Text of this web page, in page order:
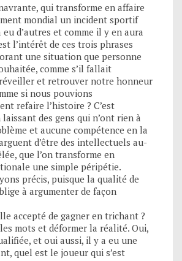
qui transforme en affaire
mondial un incident sportif
d’autres et comme il y en aura
l’intérêt de ces trois phrases
une situation que personne
comme s’il fallait
et retrouver notre honneur
si nous pouvions
refaire l’histoire ? C’est
des gens qui n’ont rien à
et aucune compétence en la
d’être des intellectuels au-
que l’on transforme en
une simple péripétie.
précis, puisque la qualité de
à argumenter de façon
accepté de gagner en trichant ?
mots et déformer la réalité. Oui,
et oui aussi, il y a eu une
quel est le joueur qui s’est